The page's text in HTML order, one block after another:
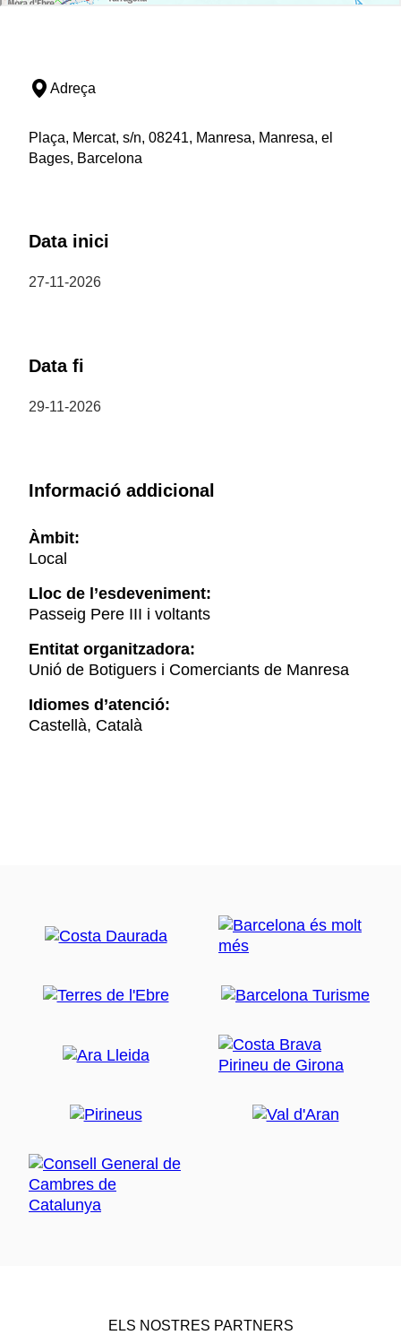
Adreça
Plaça, Mercat, s/n, 08241, Manresa, Manresa, el
Bages, Barcelona
Data inici
27-11-2026
Data fi
29-11-2026
Informació addicional
Àmbit:
Local
Lloc de l’esdeveniment:
Passeig Pere III i voltants
Entitat organitzadora:
Unió de Botiguers i Comerciants de Manresa
Idiomes d’atenció:
Castellà, Català
ELS NOSTRES PARTNERS